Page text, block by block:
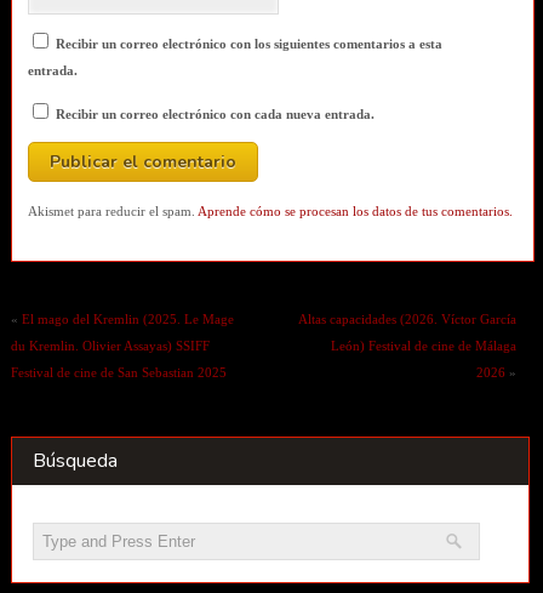
Recibir un correo electrónico con los siguientes comentarios a esta
entrada.
Recibir un correo electrónico con cada nueva entrada.
Akismet para reducir el spam. Aprende cómo se procesan los datos de tus comentarios.
« El mago del Kremlin (2025. Le Mage
du Kremlin. Olivier Assayas) SSIFF
Festival de cine de San Sebastian 2025
Altas capacidades (2026. Víctor García
León) Festival de cine de Málaga
2026 »
Búsqueda